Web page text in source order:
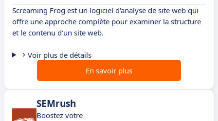
Screaming Frog est un logiciel d'analyse de site web qui
offre une approche complète pour examiner la structure
et le contenu d'un site web.
Voir plus de détails
En savoir plus
SEMrush
Boostez votre